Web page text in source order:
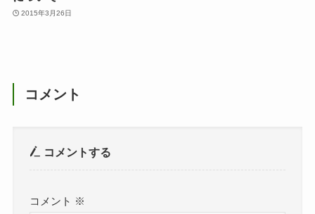
2015年3月26日
コメント
コメントする
コメント ※